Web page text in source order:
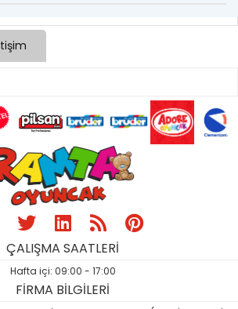
ÇALIŞMA SAATLERİ
Hafta içi: 09:00 - 17:00
FİRMA BİLGİLERİ